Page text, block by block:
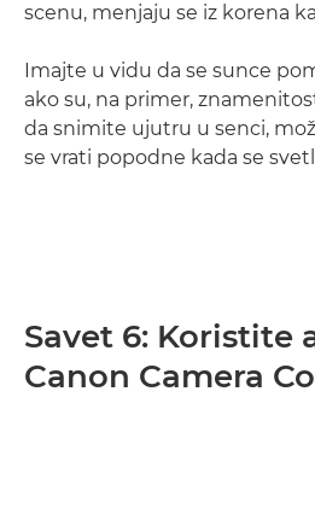
scenu, menjaju se iz korena
Imajte u vidu da se sunce
ako su, na primer,
da snimite ujutru u senci,
se vrati popodne kada se
Savet 6: Koristite
Canon Camera